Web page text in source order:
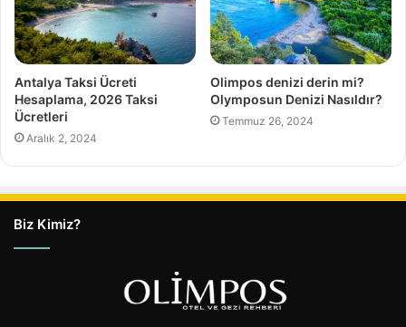
Antalya Taksi Ücreti
Hesaplama, 2026 Taksi
Ücretleri
Aralık 2, 2024
Olimpos denizi derin mi?
Olymposun Denizi Nasıldır?
Temmuz 26, 2024
Biz Kimiz?